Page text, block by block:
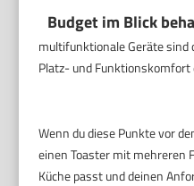
Budget im Blick
multifunktionale Geräte sind
Platz- und
Wenn du diese Punkte vor
einen Toaster mit mehreren
Küche passt und deinen